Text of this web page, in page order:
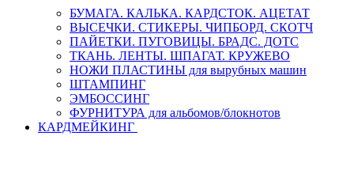
БУМАГА. КАЛЬКА. КАРДСТОК. АЦЕТАТ
ВЫСЕЧКИ. СТИКЕРЫ. ЧИПБОРД. СКОТЧ
ПАЙЕТКИ. ПУГОВИЦЫ. БРАДС. ДОТС
ТКАНЬ. ЛЕНТЫ. ШПАГАТ. КРУЖЕВО
НОЖИ ПЛАСТИНЫ для вырубных машин
ШТАМПИНГ
ЭМБОССИНГ
ФУРНИТУРА для альбомов/блокнотов
КАРДМЕЙКИНГ